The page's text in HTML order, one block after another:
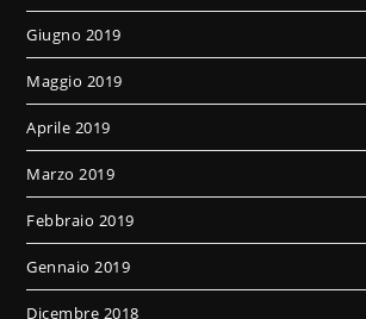
Giugno 2019
Maggio 2019
Aprile 2019
Marzo 2019
Febbraio 2019
Gennaio 2019
Dicembre 2018